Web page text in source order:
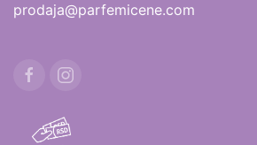
prodaja@parfemicene.com